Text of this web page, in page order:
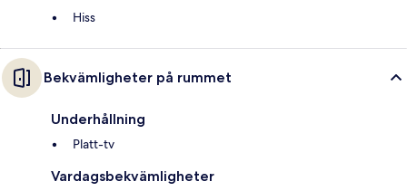
Hiss
Bekvämligheter på rummet
Underhållning
Platt-tv
Vardagsbekvämligheter